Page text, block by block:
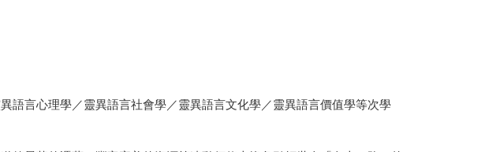
語言心理學／靈異語言社會學／靈異語言文化學／靈異語言價值學等次學